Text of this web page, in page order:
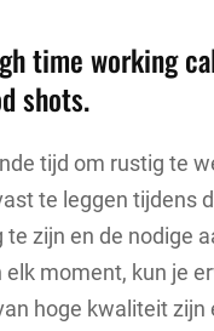
time working
shots.
tijd om rustig te
te leggen tijdens
te zijn en de nodige
elk moment, kun je
hoge kwaliteit zijn